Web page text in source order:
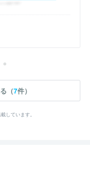
（7件）
しています。